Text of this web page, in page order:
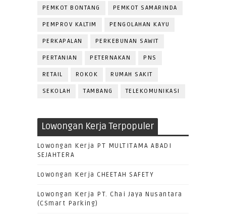
PEMKOT BONTANG PEMKOT SAMARINDA
PEMPROV KALTIM PENGOLAHAN KAYU
PERKAPALAN PERKEBUNAN SAWIT
PERTANIAN PETERNAKAN PNS
RETAIL ROKOK RUMAH SAKIT
SEKOLAH TAMBANG TELEKOMUNIKASI
Lowongan Kerja Terpopuler
Lowongan Kerja PT MULTITAMA ABADI
SEJAHTERA
Lowongan Kerja CHEETAH SAFETY
Lowongan Kerja PT. Chai Jaya Nusantara
(CSmart Parking)